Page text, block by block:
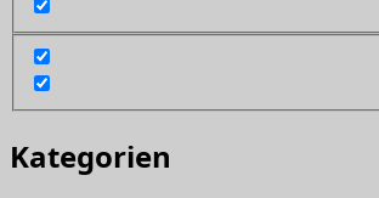
Kategorien